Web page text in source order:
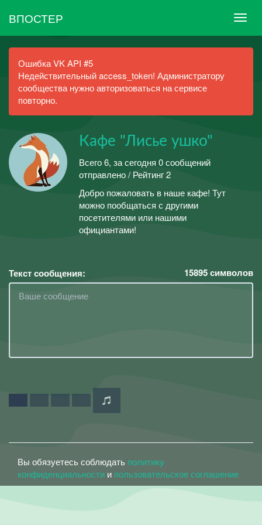
ВПОСТЕР
Ошибка VK API #5
Недействительный access_token! Администратору
сообщества нужно авторизоваться на сервисе
повторно.
Кафе "Лисье ушко"
Всего 6, за сегодня 0 сообщений
отправлено / Рейтинг 2
Добро пожаловать в наше кафе! Тут
можно пообщаться с другими
посетителями или нашими
официантами!
Текст сообщения: 15895символов
Вы обязуетесь соблюдать политику
конфиденциальности и пользовательское соглашение